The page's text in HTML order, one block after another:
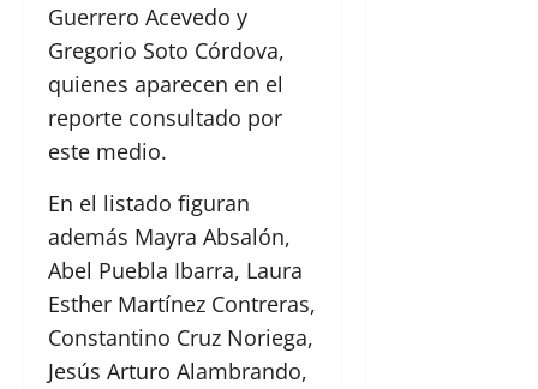
Guerrero Acevedo y
Gregorio Soto Córdova,
quienes aparecen en el
reporte consultado por
este medio.
En el listado figuran
además Mayra Absalón,
Abel Puebla Ibarra, Laura
Esther Martínez Contreras,
Constantino Cruz Noriega,
Jesús Arturo Alambrando,